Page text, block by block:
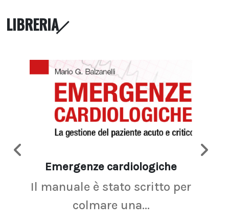
LIBRERIA
Emergenze cardiologiche
Il manuale è stato scritto per
colmare una...